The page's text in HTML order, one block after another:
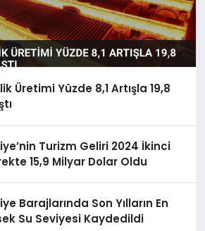
Üretimi Yüzde 8,1 Artışla 19,8
Turizm Geliri 2024 İkinci
15,9 Milyar Dolar Oldu
Barajlarında Son Yılların En
Su Seviyesi Kaydedildi